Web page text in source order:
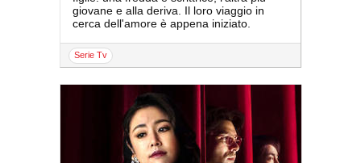
giovane e alla deriva. Il loro viaggio in
cerca dell'amore è appena iniziato.
serie Tv